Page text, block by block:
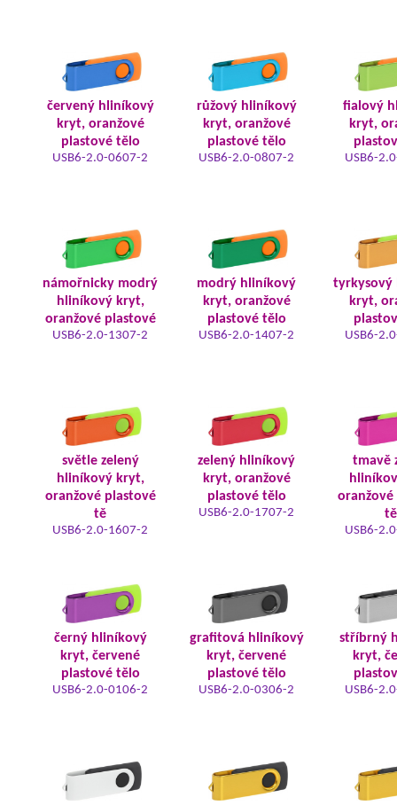
červený hliníkový
kryt, oranžové
plastové tělo
USB6-2.0-0607-2
růžový hliníkový
kryt, oranžové
plastové tělo
USB6-2.0-0807-2
fialový
kryt,
USB6-
námořnicky modrý
hliníkový kryt,
oranžové plastové
USB6-2.0-1307-2
modrý hliníkový
kryt, oranžové
plastové tělo
USB6-2.0-1407-2
tyrkysový
kryt,
USB6-
světle zelený
hliníkový kryt,
oranžové plastové
tě
USB6-2.0-1607-2
zelený hliníkový
kryt, oranžové
plastové tělo
USB6-2.0-1707-2
tmavě
oranžové
USB6-
černý hliníkový
kryt, červené
plastové tělo
USB6-2.0-0106-2
grafitová hliníkový
kryt, červené
plastové tělo
USB6-2.0-0306-2
stříbrný
kryt,
USB6-